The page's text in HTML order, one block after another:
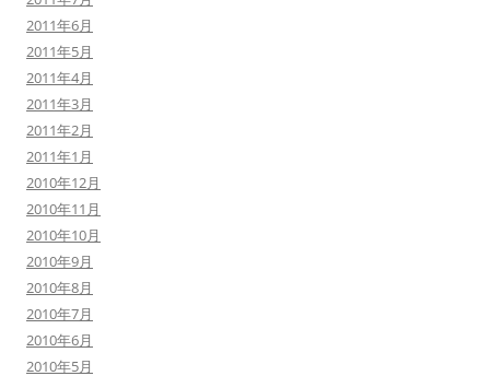
2011年6月
2011年5月
2011年4月
2011年3月
2011年2月
2011年1月
2010年12月
2010年11月
2010年10月
2010年9月
2010年8月
2010年7月
2010年6月
2010年5月